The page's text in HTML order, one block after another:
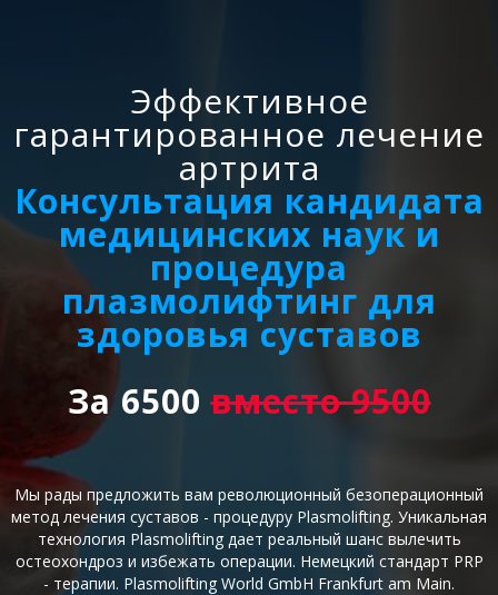
Эффективное
гарантированное лечение
артрита
Консультация кандидата
медицинских наук и
процедура
плазмолифтинг для
здоровья суставов
За 6500вместо 9500
Мы рады предложить вам революционный безоперационный
метод лечения суставов - процедуру Plasmolifting. Уникальная
технология Plasmolifting дает реальный шанс вылечить
остеохондроз и избежать операции. Немецкий стандарт PRP
- терапии. Plasmolifting World GmbH Frankfurt am Main.